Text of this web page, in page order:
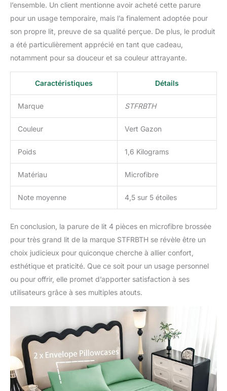
l’ensemble. Un client mentionne avoir acheté cette parure
pour un usage temporaire, mais l’a finalement adoptée pour
son propre lit, preuve de sa qualité perçue. De plus, le produit
a été particulièrement apprécié en tant que cadeau,
notamment pour sa douceur et sa couleur attrayante.
Caractéristiques Détails
Marque STFRBTH
Couleur Vert Gazon
Poids 1,6 Kilograms
Matériau Microfibre
Note moyenne 4,5 sur 5 étoiles
En conclusion, la parure de lit 4 pièces en microfibre brossée
pour très grand lit de la marque STFRBTH se révèle être un
choix judicieux pour quiconque cherche à allier confort,
esthétique et praticité. Que ce soit pour un usage personnel
ou pour offrir, elle promet d’apporter satisfaction à ses
utilisateurs grâce à ses multiples atouts.